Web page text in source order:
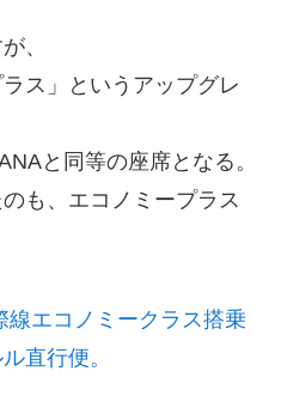
、
ス」というアップグレ
と同等の座席となる。
も、エコノミープラス
線エコノミークラス搭乗
直行便。